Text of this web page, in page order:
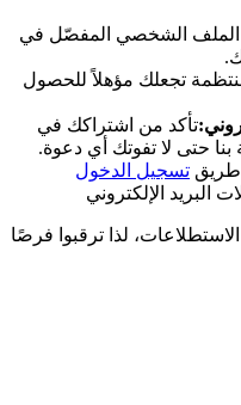
الملف الشخصي المفصّل في
تجعلك مؤهلاً للحصول
تأكد من اشتراكك في
بنا حتى لا تفوتك أي دعوة.
طريق تسجيل الدخول
البريد الإلكتروني
لذا ترقبوا فرصًا